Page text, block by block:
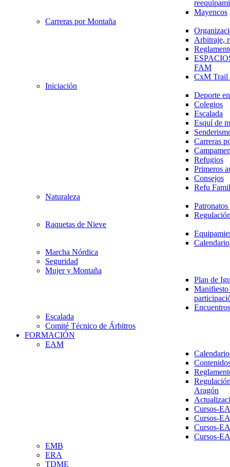
Mayencos
Carreras por Montaña
Arbitraje,
FAM
CxM
Iniciación
Deporte
Colegios
Escalada
Esquí de
Carreras
Refugios
Primeros
Consejos
Refu
Naturaleza
Raquetas de Nieve
Calendario
Marcha Nórdica
Seguridad
Mujer y Montaña
Plan de
Escalada
Comité Técnico de Árbitros
FORMACIÓN
EAM
Aragón
Cursos-
Cursos-
Cursos-
Cursos-
EMB
ERA
TDME